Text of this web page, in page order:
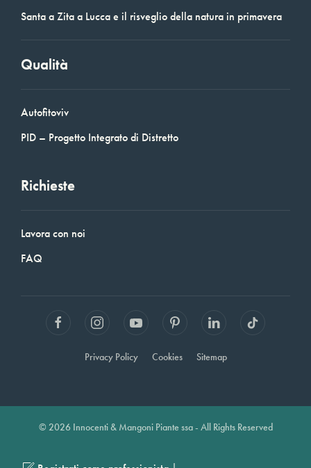
Santa a Zita a Lucca e il risveglio della natura in primavera
Qualità
Autofitoviv
PID – Progetto Integrato di Distretto
Richieste
Lavora con noi
FAQ
Privacy Policy Cookies Sitemap
© 2026 Innocenti & Mangoni Piante ssa - All Rights Reserved